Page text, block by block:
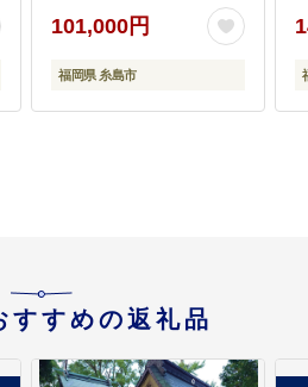
トラヤミートセンター
豚肉 セット 大容量
[AJD022]
101,000円
福岡県 糸島市
すすめの返礼品